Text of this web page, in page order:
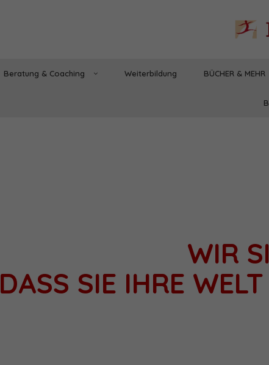
Beratung & Coaching Weiterbildung BÜCHER & MEHR
WIR
DASS SIE IHRE